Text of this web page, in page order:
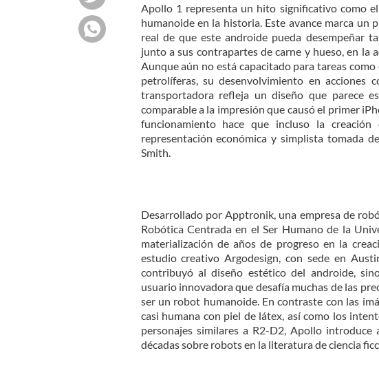
Apollo 1 representa un hito significativo como
humanoide en la historia. Este avance marca
real de que este androide pueda desempeñar
junto a sus contrapartes de carne y hueso, en la
Aunque aún no está capacitado para tareas
petrolíferas, su desenvolvimiento en acciones
transportadora refleja un diseño que parece
comparable a la impresión que causó el primer
funcionamiento hace que incluso la
representación económica y simplista tomada
Smith.
Desarrollado por Apptronik, una empresa de
Robótica Centrada en el Ser Humano de la
materialización de años de progreso en la
estudio creativo Argodesign, con sede en
contribuyó al diseño estético del androide,
usuario innovadora que desafía muchas de las
ser un robot humanoide. En contraste con las
casi humana con piel de látex, así como los
personajes similares a R2-D2, Apollo
décadas sobre robots en la literatura de ciencia